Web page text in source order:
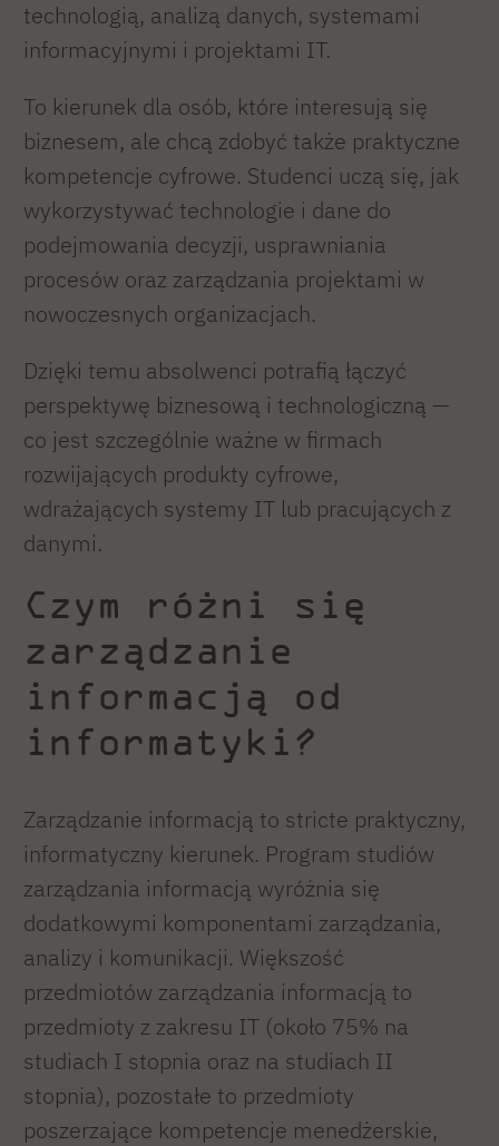
technologią, analizą danych, systemami
informacyjnymi i projektami IT.
To kierunek dla osób, które interesują się
biznesem, ale chcą zdobyć także praktyczne
kompetencje cyfrowe. Studenci uczą się, jak
wykorzystywać technologie i dane do
podejmowania decyzji, usprawniania
procesów oraz zarządzania projektami w
nowoczesnych organizacjach.
Dzięki temu absolwenci potrafią łączyć
perspektywę biznesową i technologiczną —
co jest szczególnie ważne w firmach
rozwijających produkty cyfrowe,
wdrażających systemy IT lub pracujących z
danymi.
Czym różni się
zarządzanie
informacją od
informatyki?
Zarządzanie informacją to stricte praktyczny,
informatyczny kierunek. Program studiów
zarządzania informacją wyróżnia się
dodatkowymi komponentami zarządzania,
analizy i komunikacji. Większość
przedmiotów zarządzania informacją to
przedmioty z zakresu IT (około 75% na
studiach I stopnia oraz na studiach II
stopnia), pozostałe to przedmioty
poszerzające kompetencje menedżerskie,